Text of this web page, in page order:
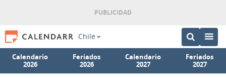
Chile
Calendario
2026
Feriados
2026
Calendario
2027
Feriados
2027